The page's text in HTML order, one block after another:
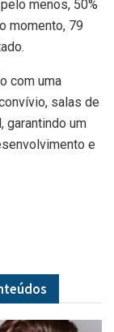
menos, 50%
momento, 79
com uma
salas de
garantindo um
e